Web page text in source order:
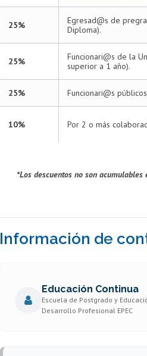
25%
Egresad@s de
Diploma).
25%
Funcionari@s de la
superior a 1 año).
25% Funcionari@s
10% Por 2 o más
*Los descuentos no son acumulables
Información de
Educación Continua
Escuela de Postgrado y
Desarrollo Profesional EPEC